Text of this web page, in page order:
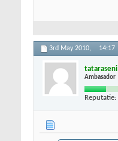
3rd May 2010, 14:17
tataraseni
Ambasador
Reputatie: